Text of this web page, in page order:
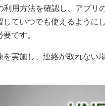
利用方法を確認し、アプリ
していつでも使えるように
です。
実施し、連絡が取れない